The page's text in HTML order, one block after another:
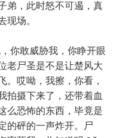
弟，此时怒不可遏，真
现场。
你敢威胁我，你睁开眼
老尸圣是不是让楚风大
。哎呦，我擦，你看，
拍摄下来了，还带着血
么恐怖的东西，毕竟是
的砰的一声炸开。尸